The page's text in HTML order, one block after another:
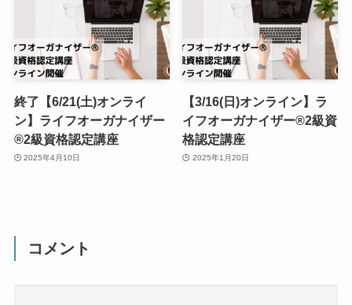
終了【6/21(土)オンライ
ン】ライフオーガナイザー
®︎2級資格認定講座
2025年4月10日
【3/16(日)オンライン】ラ
イフオーガナイザー®︎2級資
格認定講座
2025年1月20日
コメント